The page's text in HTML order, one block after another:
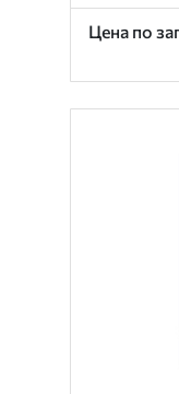
Цена по